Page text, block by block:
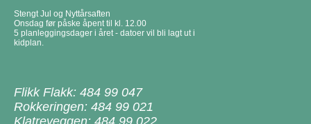
Stengt Jul og Nyttårsaften
Onsdag før påske åpent til kl. 12.00
5 planleggingsdager i året - datoer vil bli lagt ut i
kidplan.
Flikk Flakk: 484 99 047
Rokkeringen: 484 99 021
Klatreveggen: 484 99 022